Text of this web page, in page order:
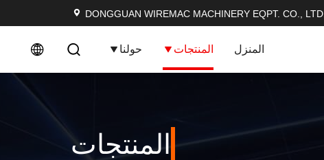
DONGGUAN WIREMAC MACHINERY EQPT. CO., LTD.
المنزل المنتجات حولنا
المنتجات